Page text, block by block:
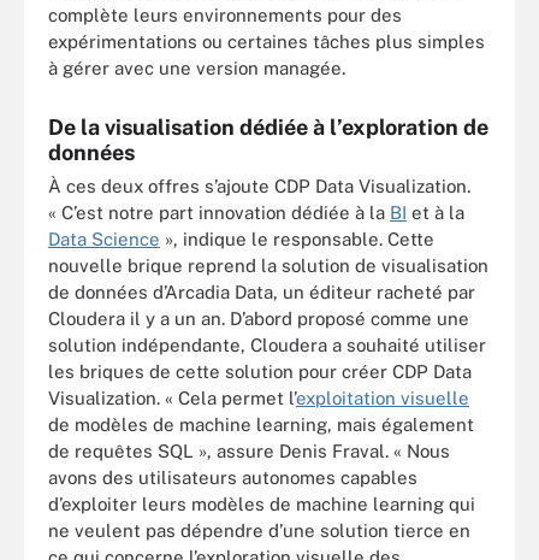
complète leurs environnements pour des
expérimentations ou certaines tâches plus simples
à gérer avec une version managée.
De la visualisation dédiée à l’exploration de
données
À ces deux offres s’ajoute CDP Data Visualization.
« C’est notre part innovation dédiée à la BI et à la
Data Science », indique le responsable. Cette
nouvelle brique reprend la solution de visualisation
de données d’Arcadia Data, un éditeur racheté par
Cloudera il y a un an. D’abord proposé comme une
solution indépendante, Cloudera a souhaité utiliser
les briques de cette solution pour créer CDP Data
Visualization. « Cela permet l’exploitation visuelle
de modèles de machine learning, mais également
de requêtes SQL », assure Denis Fraval. « Nous
avons des utilisateurs autonomes capables
d’exploiter leurs modèles de machine learning qui
ne veulent pas dépendre d’une solution tierce en